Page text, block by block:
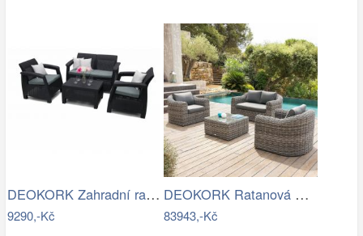
DEOKORK Zahradní ratanová sestava CORFU…
9290,-Kč
DEOKORK Ratanová modulová sestava…
83943,-Kč